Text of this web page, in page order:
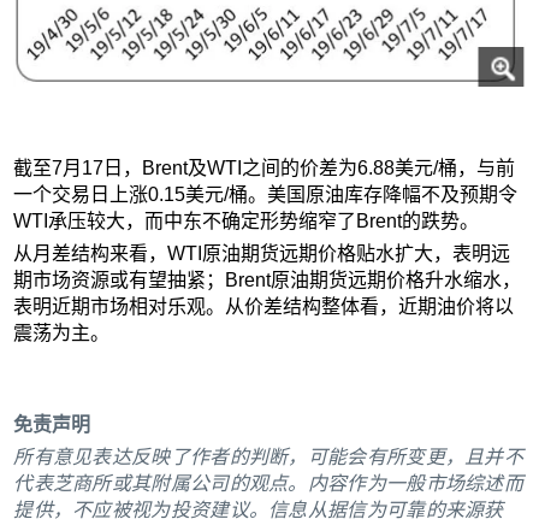
截至7月17日，Brent及WTI之间的价差为6.88美元/桶，与前
一个交易日上涨0.15美元/桶。美国原油库存降幅不及预期令
WTI承压较大，而中东不确定形势缩窄了Brent的跌势。
从月差结构来看，WTI原油期货远期价格贴水扩大，表明远
期市场资源或有望抽紧；Brent原油期货远期价格升水缩水，
表明近期市场相对乐观。从价差结构整体看，近期油价将以
震荡为主。
免责声明
所有意见表达反映了作者的判断，可能会有所变更，且并不
代表芝商所或其附属公司的观点。内容作为一般市场综述而
提供，不应被视为投资建议。信息从据信为可靠的来源获